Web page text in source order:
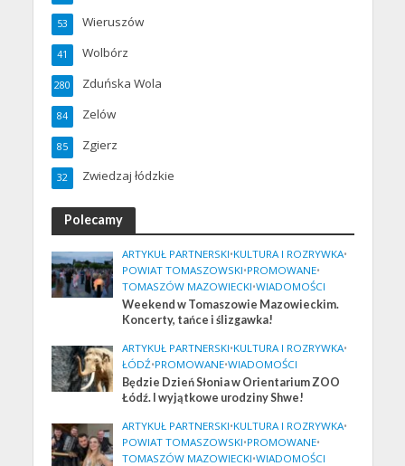
Wieruszów
53
Wolbórz
41
Zduńska Wola
280
Zelów
84
Zgierz
85
Zwiedzaj łódzkie
32
Polecamy
ARTYKUŁ PARTNERSKI•KULTURA I ROZRYWKA•
POWIAT TOMASZOWSKI•PROMOWANE•
TOMASZÓW MAZOWIECKI•WIADOMOŚCI
Weekend w Tomaszowie Mazowieckim.
Koncerty, tańce i ślizgawka!
ARTYKUŁ PARTNERSKI•KULTURA I ROZRYWKA•
ŁÓDŹ•PROMOWANE•WIADOMOŚCI
Będzie Dzień Słonia w Orientarium ZOO
Łódź. I wyjątkowe urodziny Shwe!
ARTYKUŁ PARTNERSKI•KULTURA I ROZRYWKA•
POWIAT TOMASZOWSKI•PROMOWANE•
TOMASZÓW MAZOWIECKI•WIADOMOŚCI